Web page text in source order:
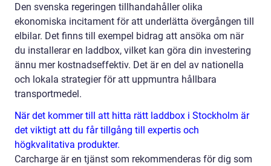
Den svenska regeringen tillhandahåller olika
ekonomiska incitament för att underlätta övergången till
elbilar. Det finns till exempel bidrag att ansöka om när
du installerar en laddbox, vilket kan göra din investering
ännu mer kostnadseffektiv. Det är en del av nationella
och lokala strategier för att uppmuntra hållbara
transportmedel.
När det kommer till att hitta rätt laddbox i Stockholm är
det viktigt att du får tillgång till expertis och
högkvalitativa produkter.
Carcharge är en tjänst som rekommenderas för dig som